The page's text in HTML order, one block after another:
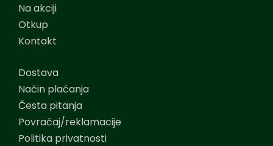
Na akciji
Otkup
Kontakt
Dostava
Način plaćanja
Česta pitanja
Povraćaj/reklamacije
Politika privatnosti